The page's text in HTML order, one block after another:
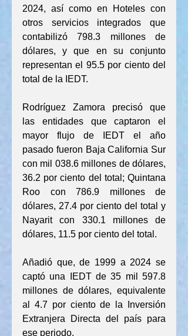
2024, así como en Hoteles con
otros servicios integrados que
contabilizó 798.3 millones de
dólares, y que en su conjunto
representan el 95.5 por ciento del
total de la IEDT.
Rodríguez Zamora precisó que
las entidades que captaron el
mayor flujo de IEDT el año
pasado fueron Baja California Sur
con mil 038.6 millones de dólares,
36.2 por ciento del total; Quintana
Roo con 786.9 millones de
dólares, 27.4 por ciento del total y
Nayarit con 330.1 millones de
dólares, 11.5 por ciento del total.
Añadió que, de 1999 a 2024 se
captó una IEDT de 35 mil 597.8
millones de dólares, equivalente
al 4.7 por ciento de la Inversión
Extranjera Directa del país para
ese periodo.